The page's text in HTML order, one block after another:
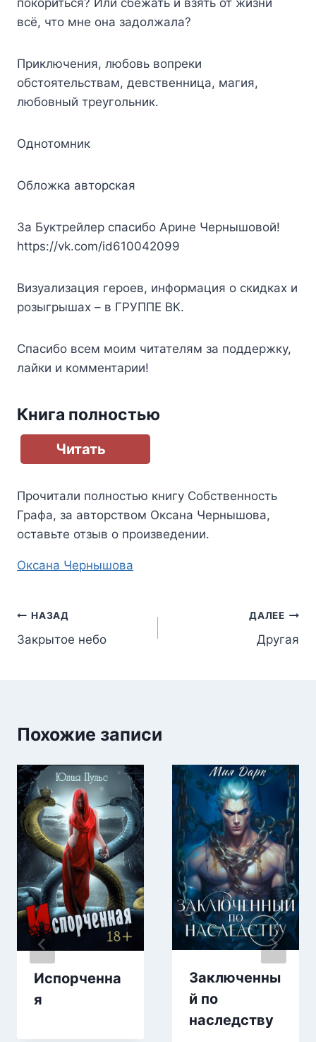
покориться? Или сбежать и взять от жизни
всё, что мне она задолжала?
Приключения, любовь вопреки
обстоятельствам, девственница, магия,
любовный треугольник.
Однотомник
Обложка авторская
За Буктрейлер спасибо Арине Чернышовой!
https://vk.com/id610042099
Визуализация героев, информация о скидках и
розыгрышах – в ГРУППЕ ВК.
Спасибо всем моим читателям за поддержку,
лайки и комментарии!
Книга полностью
Читать
Прочитали полностью книгу Собственность
Графа, за авторством Оксана Чернышова,
оставьте отзыв о произведении.
Метки
Оксана Чернышова
Навигация
по
НАЗАД
Закрытое небо
ДАЛЕЕ
Другая
Похожие записи
Испорченна
я
Заключенны
й по
наследству